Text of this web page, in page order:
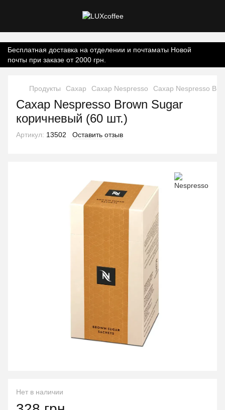
Бесплатная доставка на отделении и почтаматы Новой
почты при заказе от 2000 грн.
Продукты Сахар Сахар Nespresso Сахар Nespresso
Сахар Nespresso Brown Sugar
коричневый (60 шт.)
Артикул: 13502 Оставить отзыв
Нет в наличии